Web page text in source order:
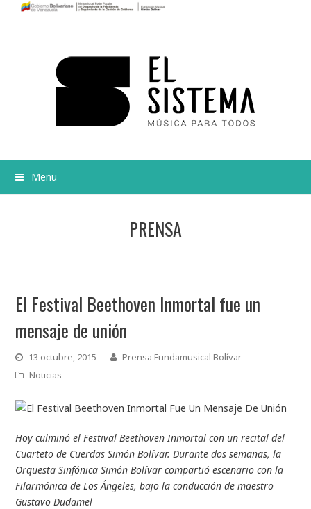
Menu
PRENSA
El Festival Beethoven Inmortal fue un
mensaje de unión
13 octubre, 2015
Prensa Fundamusical Bolívar
Noticias
Hoy culminó el Festival Beethoven Inmortal con un recital del
Cuarteto de Cuerdas Simón Bolívar. Durante dos semanas, la
Orquesta Sinfónica Simón Bolívar compartió escenario con la
Filarmónica de Los Ángeles, bajo la conducción de maestro
Gustavo Dudamel